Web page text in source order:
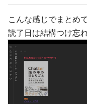
こんな感じでまとめて
読了日は結構つけ忘